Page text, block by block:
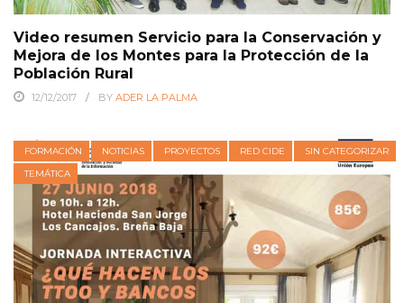
Video resumen Servicio para la Conservación y
Mejora de los Montes para la Protección de la
Población Rural
12/12/2017 BY ADER LA PALMA
FORMACIÓN NOTICIAS PROYECTOS RED CIDE
SIN CATEGORIZAR
TEMÁTICA